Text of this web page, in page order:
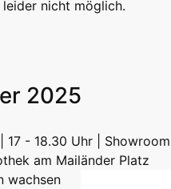
nicht möglich.
2025
17 - 18.30 Uhr | Showroom |
am Mailänder Platz
wachsen